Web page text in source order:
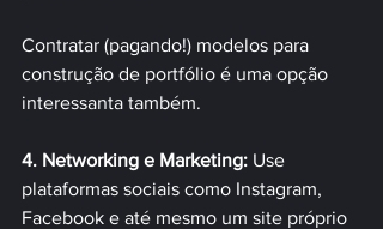
Contratar (pagando!) modelos para
construção de portfólio é uma opção
interessanta também.
4. Networking e Marketing: Use
plataformas sociais como Instagram,
Facebook e até mesmo um site próprio